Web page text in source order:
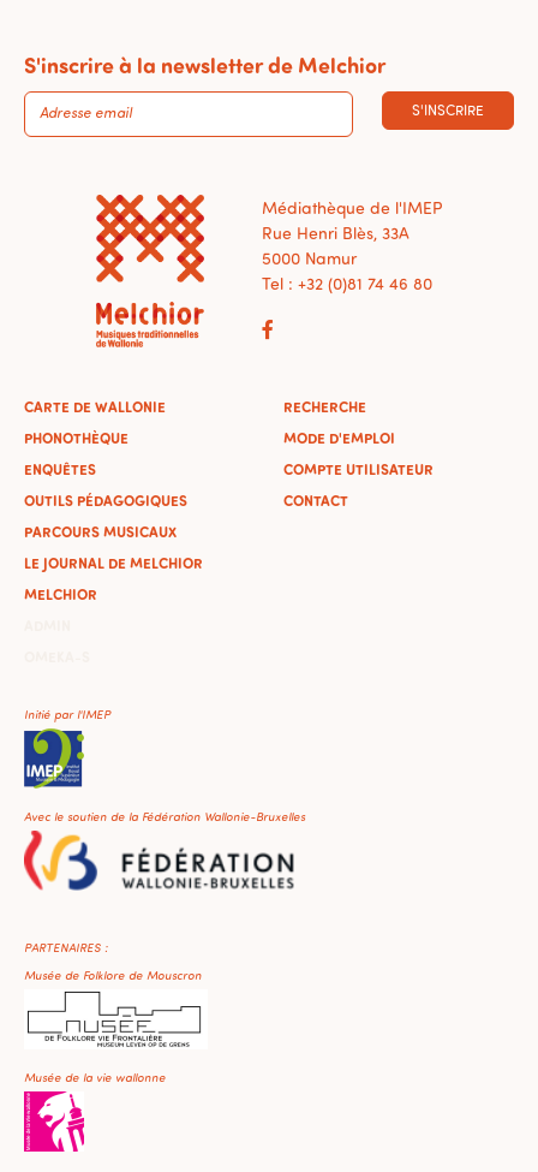
S'inscrire à la newsletter de Melchior
S'INSCRIRE
Médiathèque de l'IMEP
Rue Henri Blès, 33A
5000 Namur
Tel : +32 (0)81 74 46 80
CARTE DE WALLONIE
PHONOTHÈQUE
ENQUÊTES
OUTILS PÉDAGOGIQUES
PARCOURS MUSICAUX
LE JOURNAL DE MELCHIOR
MELCHIOR
RECHERCHE
MODE D'EMPLOI
COMPTE UTILISATEUR
CONTACT
Initié par l'IMEP
Avec le soutien de la Fédération Wallonie-Bruxelles
PARTENAIRES :
Musée de Folklore de Mouscron
Musée de la vie wallonne